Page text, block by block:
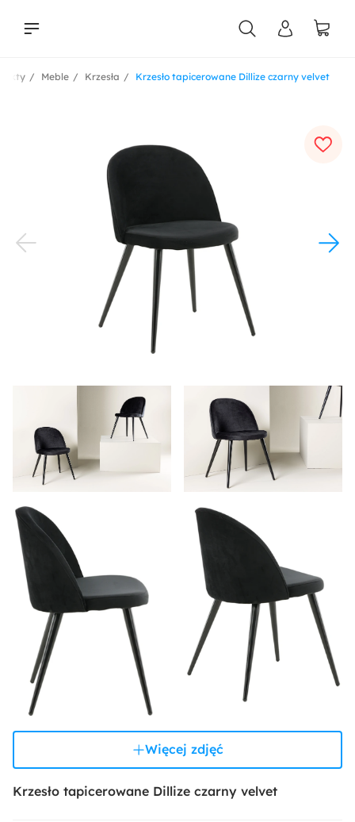
Krzesło tapicerowane Dillize czarny velvet
Krzesła
Meble
Więcej zdjęć
Krzesło tapicerowane Dillize czarny velvet